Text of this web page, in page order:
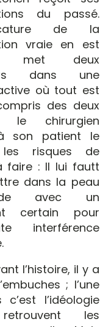
du passé.
de la
vraie en est
met deux
dans une
où tout est
des deux
le chirurgien
son patient le
risques de
faire : Il lui fautt
dans la peau
avec un
certain pour
interférence
l’histoire, il y a
; l’une
c’est l’idéologie
les